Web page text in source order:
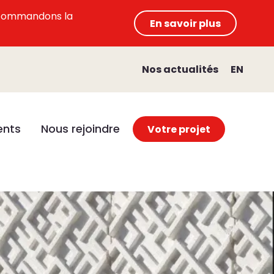
la En savoir plus
Nos actualités EN
Votre projet
Nous rejoindre